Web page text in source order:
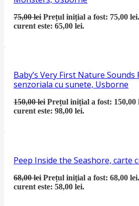
75,00lei Prețul inițial a fost: 75,00
curent este: 65,00 lei.
Baby’s Very First Nature
senzoriala cu sunete, Usborne
150,00lei Prețul inițial a fost: 150,00
curent este: 98,00 lei.
Peep Inside the Seashore, carte
68,00lei Prețul inițial a fost: 68,00
curent este: 58,00 lei.